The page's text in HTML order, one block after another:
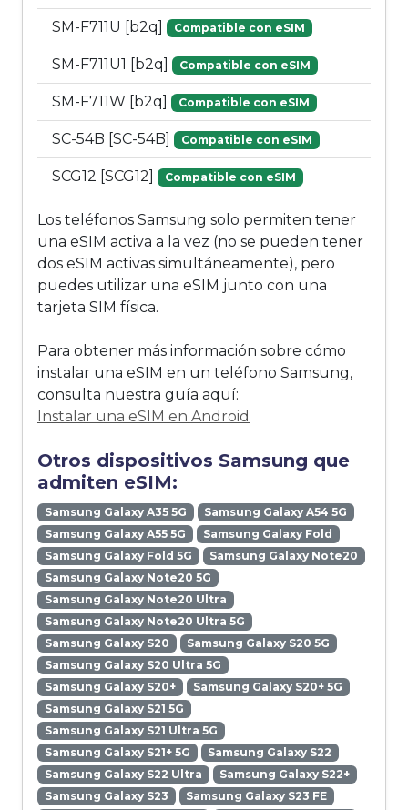
SM-F711U [b2q] Compatible con eSIM
SM-F711U1 [b2q] Compatible con eSIM
SM-F711W [b2q] Compatible con eSIM
SC-54B [SC-54B] Compatible con eSIM
SCG12 [SCG12] Compatible con eSIM
Los teléfonos Samsung solo permiten tener
una eSIM activa a la vez (no se pueden tener
dos eSIM activas simultáneamente), pero
puedes utilizar una eSIM junto con una
tarjeta SIM física.
Para obtener más información sobre cómo
instalar una eSIM en un teléfono Samsung,
consulta nuestra guía aquí:
Instalar una eSIM en Android
Otros dispositivos Samsung que
admiten eSIM:
Samsung Galaxy A35 5G
Samsung Galaxy A54 5G
Samsung Galaxy A55 5G
Samsung Galaxy Fold
Samsung Galaxy Fold 5G
Samsung Galaxy Note20
Samsung Galaxy Note20 5G
Samsung Galaxy Note20 Ultra
Samsung Galaxy Note20 Ultra 5G
Samsung Galaxy S20
Samsung Galaxy S20 5G
Samsung Galaxy S20 Ultra 5G
Samsung Galaxy S20+
Samsung Galaxy S20+ 5G
Samsung Galaxy S21 5G
Samsung Galaxy S21 Ultra 5G
Samsung Galaxy S21+ 5G
Samsung Galaxy S22
Samsung Galaxy S22 Ultra
Samsung Galaxy S22+
Samsung Galaxy S23
Samsung Galaxy S23 FE